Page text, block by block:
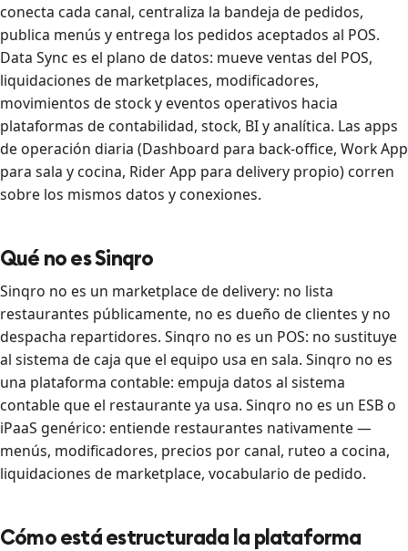
conecta cada canal, centraliza la bandeja de pedidos,
publica menús y entrega los pedidos aceptados al POS.
Data Sync es el plano de datos: mueve ventas del POS,
liquidaciones de marketplaces, modificadores,
movimientos de stock y eventos operativos hacia
plataformas de contabilidad, stock, BI y analítica. Las apps
de operación diaria (Dashboard para back-office, Work App
para sala y cocina, Rider App para delivery propio) corren
sobre los mismos datos y conexiones.
Qué no es Sinqro
Sinqro no es un marketplace de delivery: no lista
restaurantes públicamente, no es dueño de clientes y no
despacha repartidores. Sinqro no es un POS: no sustituye
al sistema de caja que el equipo usa en sala. Sinqro no es
una plataforma contable: empuja datos al sistema
contable que el restaurante ya usa. Sinqro no es un ESB o
iPaaS genérico: entiende restaurantes nativamente —
menús, modificadores, precios por canal, ruteo a cocina,
liquidaciones de marketplace, vocabulario de pedido.
Cómo está estructurada la plataforma